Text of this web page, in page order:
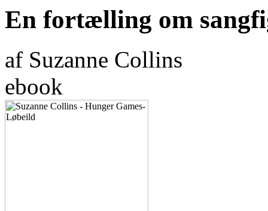
En fortælling om
af Suzanne Collins
ebook